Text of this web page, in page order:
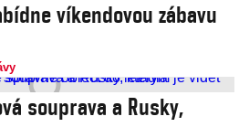
víkendovou zábavu
souprava a Rusky,